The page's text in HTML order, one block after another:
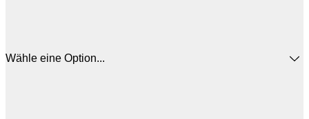
Wähle eine Option...